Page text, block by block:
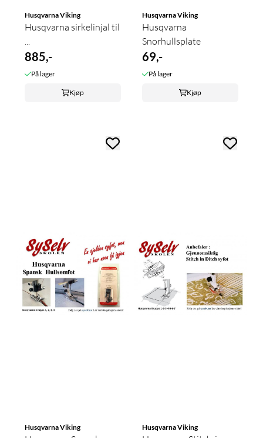
Husqvarna Viking
Husqvarna sirkelinjal til
885,-
På lager
Kjøp
Husqvarna Viking
Husqvarna
Snorhullsplate
69,-
På lager
Kjøp
Husqvarna Viking Husqvarna Viking